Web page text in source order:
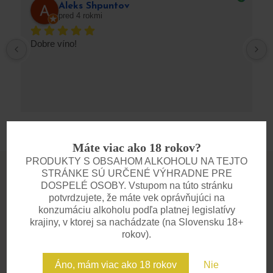
Máte viac ako 18 rokov?
PRODUKTY S OBSAHOM ALKOHOLU NA TEJTO
STRÁNKE SÚ URČENÉ VÝHRADNE PRE
DOSPELÉ OSOBY. Vstupom na túto stránku
potvrdzujete, že máte vek oprávňujúci na
konzumáciu alkoholu podľa platnej legislatívy
krajiny, v ktorej sa nachádzate (na Slovensku 18+
rokov).
Áno, mám viac ako 18 rokov Nie
Aleks Shpuntov
pred 4 rokmi
Dobre víno!
DEGUSTÁCIE
Zažite víno všetkými
zmyslami